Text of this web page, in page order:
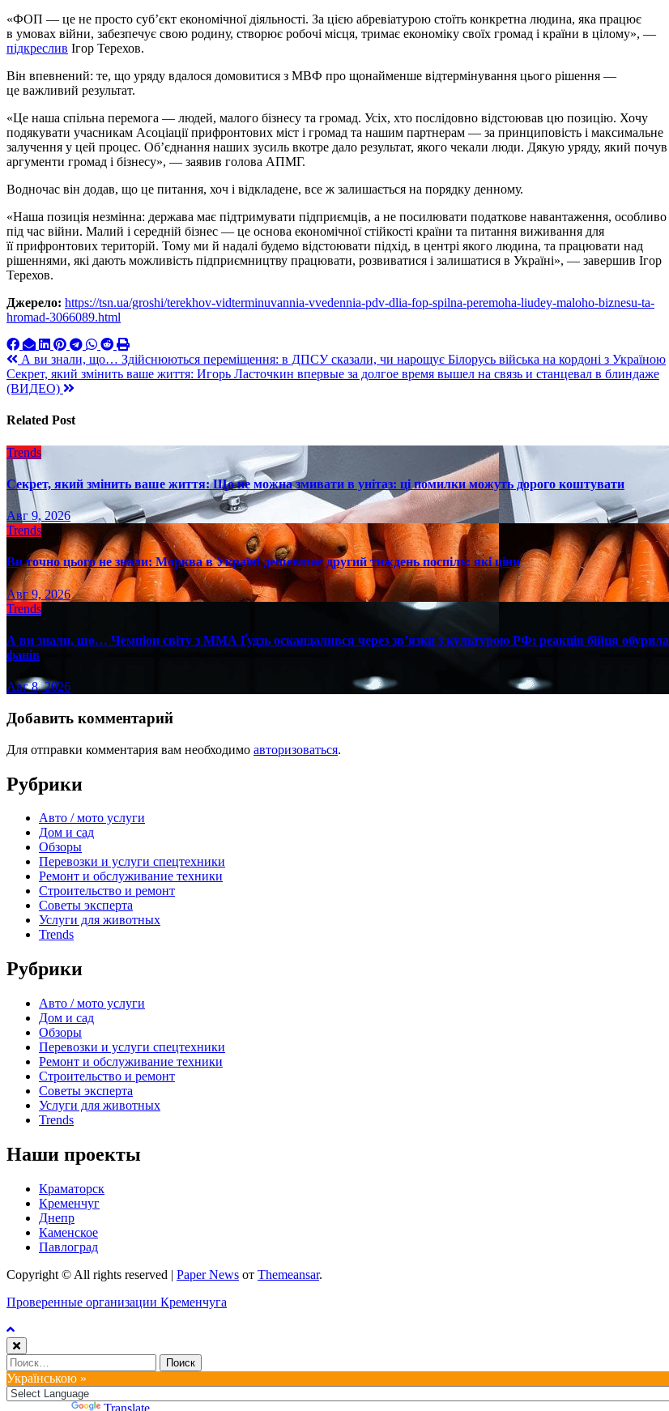
«ФОП — це не просто суб’єкт економічної діяльності. За цією абревіатурою стоїть конкретна людина, яка працює
в умовах війни, забезпечує свою родину, створює робочі місця, тримає економіку своїх громад і країни в цілому», —
підкреслив Ігор Терехов.
Він впевнений: те, що уряду вдалося домовитися з МВФ про щонайменше відтермінування цього рішення —
це важливий результат.
«Це наша спільна перемога — людей, малого бізнесу та громад. Усіх, хто послідовно відстоював цю позицію. Хочу
подякувати учасникам Асоціації прифронтових міст і громад та нашим партнерам — за принциповість і максимальне
залучення у цей процес. Обʼєднання наших зусиль вкотре дало результат, якого чекали люди. Дякую уряду, який почув
аргументи громад і бізнесу», — заявив голова АПМГ.
Водночас він додав, що це питання, хоч і відкладене, все ж залишається на порядку денному.
«Наша позиція незмінна: держава має підтримувати підприємців, а не посилювати податкове навантаження, особливо
під час війни. Малий і середній бізнес — це основа економічної стійкості країни та питання виживання для
її прифронтових територій. Тому ми й надалі будемо відстоювати підхід, в центрі якого людина, та працювати над
рішеннями, які дають можливість підприємництву працювати, розвиватися і залишатися в Україні», — завершив Ігор
Терехов.
Джерело: https://tsn.ua/groshi/terekhov-vidterminuvannia-vvedennia-pdv-dlia-fop-spilna-peremoha-liudey-maloho-biznesu-ta-
hromad-3066089.html
Навигация
по
А ви знали, що… Здійснюються переміщення: в ДПСУ сказали, чи нарощує Білорусь війська на кордоні з Україною
Секрет, який змінить ваше життя: Игорь Ласточкин впервые за долгое время вышел на связь и станцевал в блиндаже
(ВИДЕО)
Related Post
Trends
Секрет, який змінить ваше життя: Що не можна змивати в унітаз: ці помилки можуть дорого коштувати
Авг 9, 2026
Trends
Ви точно цього не знали: Морква в Україні дешевшає другий тиждень поспіль: які ціни
Авг 9, 2026
Trends
А ви знали, що… Чемпіон світу з ММА Ґудзь оскандалився через зв’язки з культурою РФ: реакція бійця обурила
фанів
Авг 8, 2026
Добавить комментарий
Для отправки комментария вам необходимо авторизоваться.
Рубрики
Авто / мото услуги
Дом и сад
Обзоры
Перевозки и услуги спецтехники
Ремонт и обслуживание техники
Строительство и ремонт
Советы эксперта
Услуги для животных
Trends
Рубрики
Авто / мото услуги
Дом и сад
Обзоры
Перевозки и услуги спецтехники
Ремонт и обслуживание техники
Строительство и ремонт
Советы эксперта
Услуги для животных
Trends
Наши проекты
Краматорск
Кременчуг
Днепр
Каменское
Павлоград
Copyright © All rights reserved | Paper News от Themeansar.
Проверенные организации Кременчуга
Найти:
Українською »
Translate